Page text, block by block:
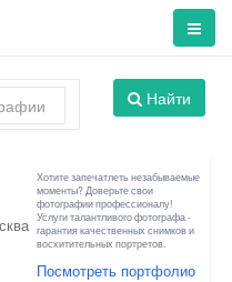
Найти
Хотите запечатлеть незабываемые
моменты? Доверьте свои
фотографии профессионалу!
Услуги талантливого фотографа -
гарантия качественных снимков и
восхитительных портретов.
Посмотреть портфолио